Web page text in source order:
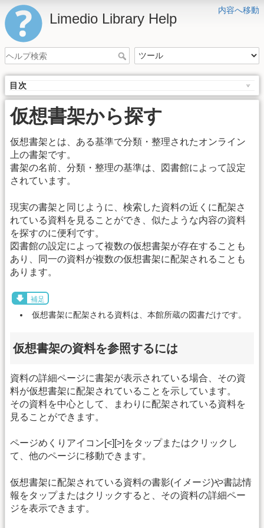
内容へ移動
Limedio Library Help
目次
仮想書架から探す
仮想書架とは、ある基準で分類・整理されたオンライン
上の書架です。
書架の名前、分類・整理の基準は、図書館によって設定
されています。
現実の書架と同じように、検索した資料の近くに配架さ
れている資料を見ることができ、似たような内容の資料
を探すのに便利です。
図書館の設定によって複数の仮想書架が存在することも
あり、同一の資料が複数の仮想書架に配架されることも
あります。
補足
仮想書架に配架される資料は、本館所蔵の図書だけです。
仮想書架の資料を参照するには
資料の詳細ページに書架が表示されている場合、その資
料が仮想書架に配架されていることを示しています。
その資料を中心として、まわりに配架されている資料を
見ることができます。
ページめくりアイコン[<][>]をタップまたはクリックし
て、他のページに移動できます。
仮想書架に配架されている資料の書影(イメージ)や書誌情
報をタップまたはクリックすると、その資料の詳細ペー
ジを表示できます。